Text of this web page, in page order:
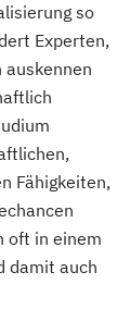
so
Experten,
Fähigkeiten,
oft in einem
damit auch